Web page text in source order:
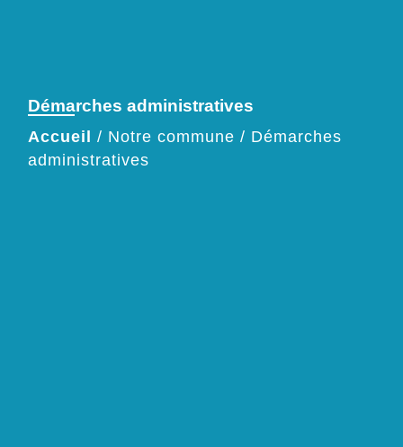
Démarches administratives
Accueil / Notre commune / Démarches
administratives